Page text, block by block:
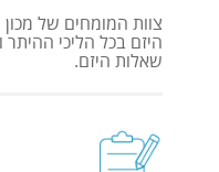
צוות המומחים של
היזם בכל הליכי
שאלות היזם.